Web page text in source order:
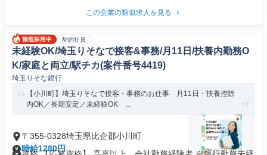
この企業の類似求人を見る
契約社員
未経験OK/埼玉りそなで接客&事務/月11日/扶養内勤務O
K/家庭と両立/駅チカ(案件番号4419)
埼玉りそな銀行
【小川町】埼玉りそなで接客・事務のお仕事 月11日・扶養控除
内OK／長期安定／未経験OK ...
〒355-0328埼玉県比企郡小川町
時給1280円